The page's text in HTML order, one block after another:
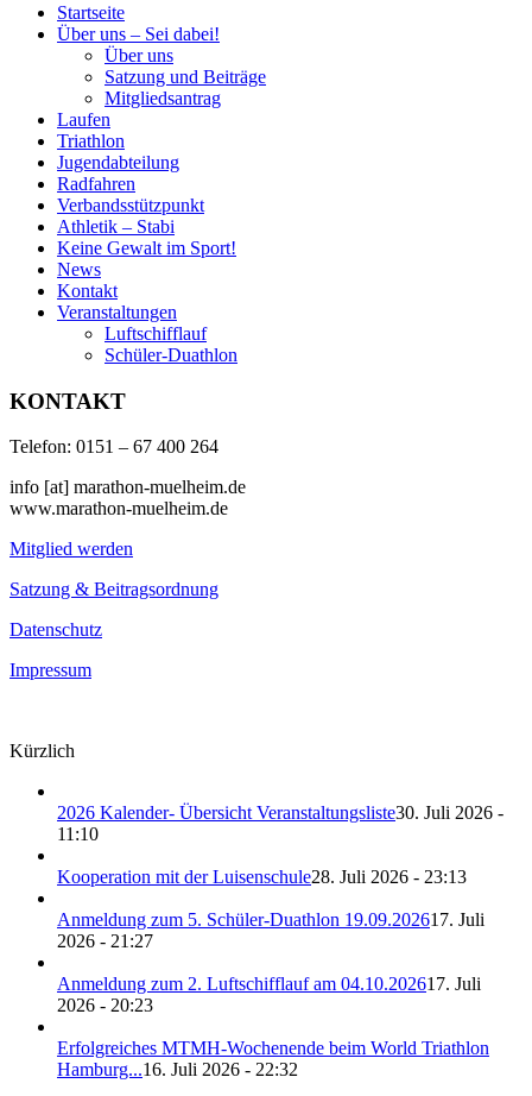
Startseite
Über uns – Sei dabei!
Über uns
Satzung und Beiträge
Mitgliedsantrag
Laufen
Triathlon
Jugendabteilung
Radfahren
Verbandsstützpunkt
Athletik – Stabi
Keine Gewalt im Sport!
News
Kontakt
Veranstaltungen
Luftschifflauf
Schüler-Duathlon
KONTAKT
Telefon: 0151 – 67 400 264
info [at] marathon-muelheim.de
www.marathon-muelheim.de
Mitglied werden
Satzung & Beitragsordnung
Datenschutz
Impressum
Kürzlich
2026 Kalender- Übersicht Veranstaltungsliste30. Juli 2026 -
11:10
Kooperation mit der Luisenschule28. Juli 2026 - 23:13
Anmeldung zum 5. Schüler-Duathlon 19.09.202617. Juli
2026 - 21:27
Anmeldung zum 2. Luftschifflauf am 04.10.202617. Juli
2026 - 20:23
Erfolgreiches MTMH-Wochenende beim World Triathlon
Hamburg...16. Juli 2026 - 22:32